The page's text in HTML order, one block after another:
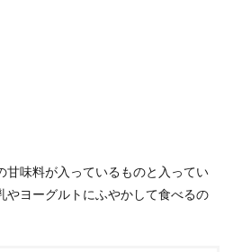
甘味料が入っているものと入ってい
やヨーグルトにふやかして食べるの